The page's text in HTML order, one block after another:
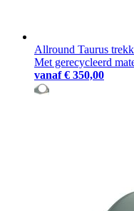
Allround Taurus
Met gerecycleerd
vanaf € 350,00